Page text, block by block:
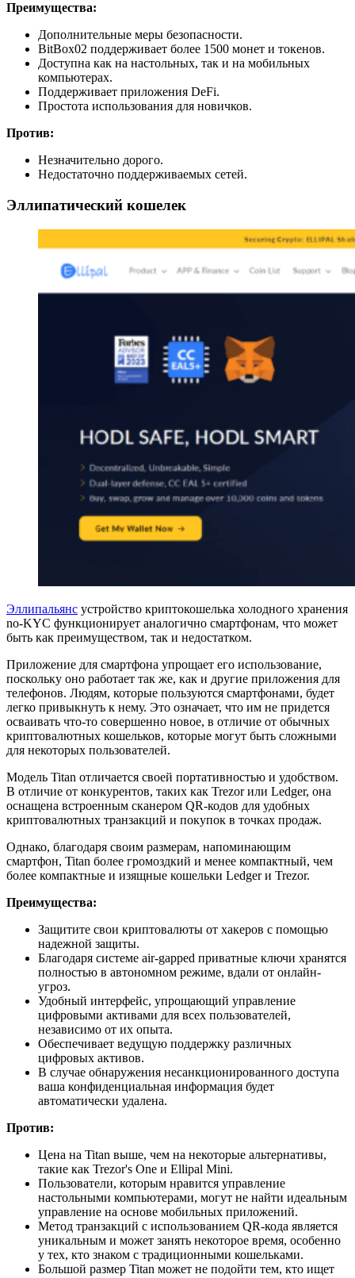
Преимущества:
Дополнительные меры безопасности.
BitBox02 поддерживает более 1500 монет и токенов.
Доступна как на настольных, так и на мобильных
компьютерах.
Поддерживает приложения DeFi.
Простота использования для новичков.
Против:
Незначительно дорого.
Недостаточно поддерживаемых сетей.
Эллипатический кошелек
Эллипальянс устройство криптокошелька холодного хранения
no-KYC функционирует аналогично смартфонам, что может
быть как преимуществом, так и недостатком.
Приложение для смартфона упрощает его использование,
поскольку оно работает так же, как и другие приложения для
телефонов. Людям, которые пользуются смартфонами, будет
легко привыкнуть к нему. Это означает, что им не придется
осваивать что-то совершенно новое, в отличие от обычных
криптовалютных кошельков, которые могут быть сложными
для некоторых пользователей.
Модель Titan отличается своей портативностью и удобством.
В отличие от конкурентов, таких как Trezor или Ledger, она
оснащена встроенным сканером QR-кодов для удобных
криптовалютных транзакций и покупок в точках продаж.
Однако, благодаря своим размерам, напоминающим
смартфон, Titan более громоздкий и менее компактный, чем
более компактные и изящные кошельки Ledger и Trezor.
Преимущества:
Защитите свои криптовалюты от хакеров с помощью
надежной защиты.
Благодаря системе air-gapped приватные ключи хранятся
полностью в автономном режиме, вдали от онлайн-
угроз.
Удобный интерфейс, упрощающий управление
цифровыми активами для всех пользователей,
независимо от их опыта.
Обеспечивает ведущую поддержку различных
цифровых активов.
В случае обнаружения несанкционированного доступа
ваша конфиденциальная информация будет
автоматически удалена.
Против:
Цена на Titan выше, чем на некоторые альтернативы,
такие как Trezor's One и Ellipal Mini.
Пользователи, которым нравится управление
настольными компьютерами, могут не найти идеальным
управление на основе мобильных приложений.
Метод транзакций с использованием QR-кода является
уникальным и может занять некоторое время, особенно
у тех, кто знаком с традиционными кошельками.
Большой размер Titan может не подойти тем, кто ищет